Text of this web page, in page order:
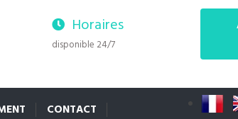
Horaires
disponible 24/7
CONTACT